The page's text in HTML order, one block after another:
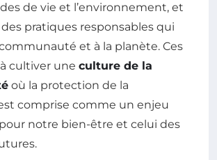
de vie et l’environnement, et
des pratiques responsables qui
et à la planète. Ces
cultiver une culture de la
où la protection de la
comprise comme un enjeu
notre bien-être et celui des